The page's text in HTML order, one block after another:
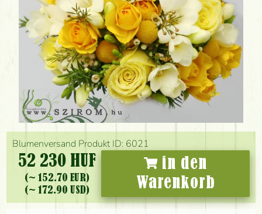
Blumenversand Produkt ID: 6021
52 230 HUF
(~ 152.70 EUR)
(~ 172.90 USD)
in den
Warenkorb